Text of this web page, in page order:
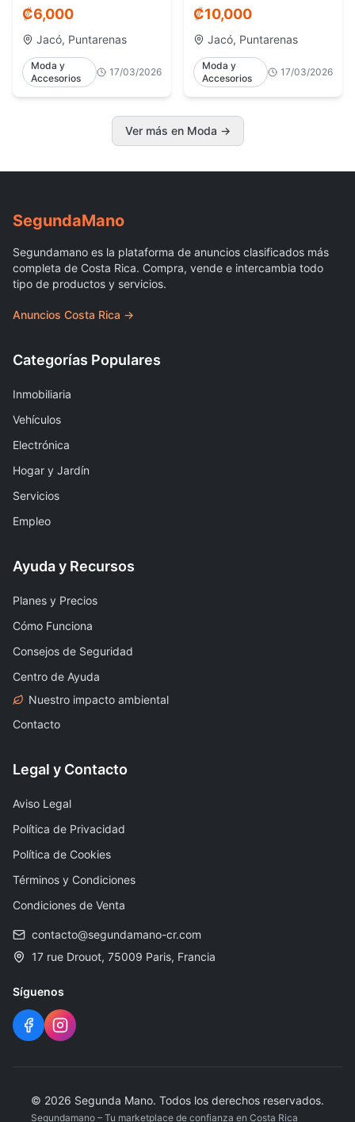
– como nuevos –
Jacó CR
₡6,000
Jacó, Puntarenas
Moda y
Accesorios
17/03/2026
(oversize L) – Jacó
Costa Rica
₡10,000
Jacó, Puntarenas
Moda y
Accesorios
17/03/2026
Ver más en Moda →
SegundaMano
Segundamano es la plataforma de anuncios clasificados más
completa de Costa Rica. Compra, vende e intercambia todo
tipo de productos y servicios.
Anuncios Costa Rica →
Categorías Populares
Inmobiliaria
Vehículos
Electrónica
Hogar y Jardín
Servicios
Empleo
Ayuda y Recursos
Planes y Precios
Cómo Funciona
Consejos de Seguridad
Centro de Ayuda
Nuestro impacto ambiental
Contacto
Legal y Contacto
Aviso Legal
Política de Privacidad
Política de Cookies
Términos y Condiciones
Condiciones de Venta
contacto@segundamano-cr.com
17 rue Drouot, 75009 Paris, Francia
Síguenos
© 2026 Segunda Mano. Todos los derechos reservados.
Segundamano – Tu marketplace de confianza en Costa Rica